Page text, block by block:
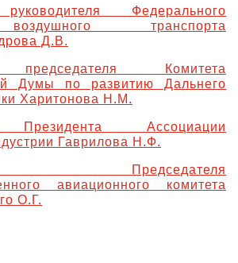
МВЦ «Крокус Экспо»
Крокус Экспо
Федерального
транспорта
Д.В.
председателя
Комитета
Думы по развитию Дальнего
Харитонова Н.М.
Президента Ассоциации
Гаврилова Н.Ф.
Председателя
авиационного комитета
О.Г.